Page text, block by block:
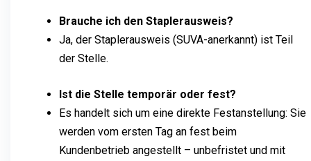
Brauche ich den Staplerausweis?
Ja, der Staplerausweis (SUVA-anerkannt) ist Teil
der Stelle.
Ist die Stelle temporär oder fest?
Es handelt sich um eine direkte Festanstellung: Sie
werden vom ersten Tag an fest beim
Kundenbetrieb angestellt – unbefristet und mit